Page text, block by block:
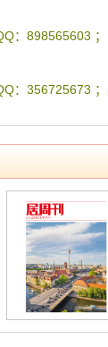
量监督管理工作的重
源建筑应用系统运行
术在道路桥梁工程中
道非爆施工下穿地
工中常见问题及对
面施工的现场管理
筑工程施工技术管
工技术及现场管理策
统综合交通态势融合
控制、成本控制在
筑街区景观设计要素
现代建筑与装饰设
工程设计问题分析
：898565603
：356725673